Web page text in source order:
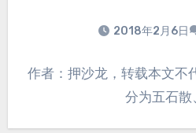
2018年2月6日
作者：押沙龙，转载本文不
分为五石散